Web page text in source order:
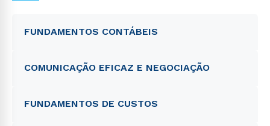
FUNDAMENTOS CONTÁBEIS
COMUNICAÇÃO EFICAZ E NEGOCIAÇÃO
FUNDAMENTOS DE CUSTOS